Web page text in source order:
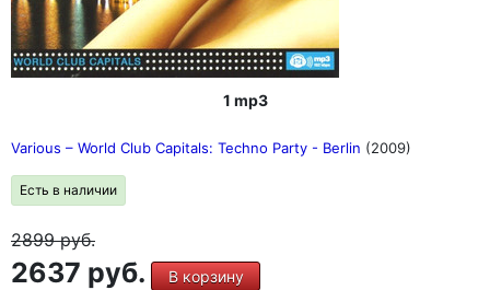
1 mp3
Various – World Club Capitals: Techno Party - Berlin (2009)
Есть в наличии
2899руб.
2637 руб. В корзину